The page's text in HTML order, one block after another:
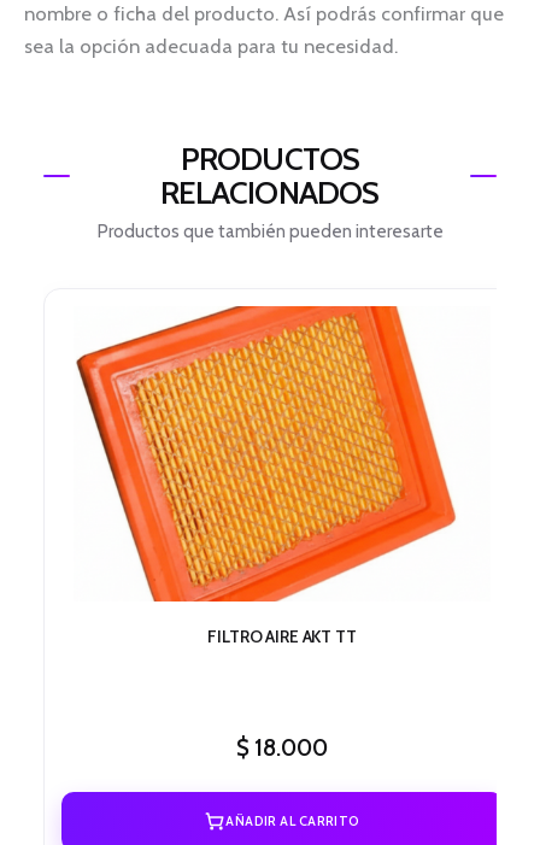
nombre o ficha del producto. Así podrás confirmar que
sea la opción adecuada para tu necesidad.
PRODUCTOS
RELACIONADOS
Productos que también pueden interesarte
FILTRO AIRE AKT TT
$ 18.000
AÑADIR AL CARRITO